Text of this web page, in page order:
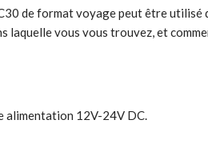
de format voyage peut être utilisé
vous vous trouvez, et
alimentation 12V-24V DC.